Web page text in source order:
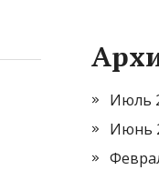
Июль
Июнь